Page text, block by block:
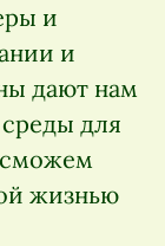
и
и
дают нам
для
жизнью